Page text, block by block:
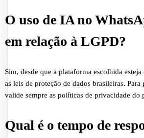
O uso de IA no
em relação à LGPD?
Sim, desde que a plataforma escolhida
as leis de proteção de dados brasileiras. Para
valide sempre as políticas de privacidade do
Qual é o tempo de